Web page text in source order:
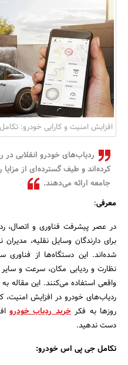
افزایش امنیت و کارایی خودرو:
ردیاب‌های خودرو انقلابی در
کرده‌اند و طیف گسترده‌ای از
جامعه ارائه می‌دهند.
معرفی:
در عصر پیشرفت فناوری و اتصال،
برای دارندگان وسایل نقلیه،
نظارت و ردیابی مکان، سرعت و سایر
واقعی استفاده می‌کنند. این مقاله
ردیاب‌های خودرو در افزایش امنیت،
روزها به فکرخرید ردیاب خودرو
دست ندهید.
تکامل جی پی اس خودرو: